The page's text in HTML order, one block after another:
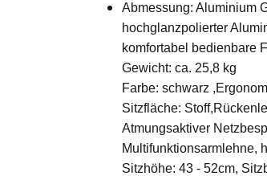
Abmessung: Aluminium
hochglanzpolierter
komfortabel bedienbare
Gewicht: ca. 25,8 kg
Farbe: schwarz
Sitzfläche:
Atmungsaktiver
Multifunktionsarmlehne,
Sitzhöhe: 43 - 52cm,